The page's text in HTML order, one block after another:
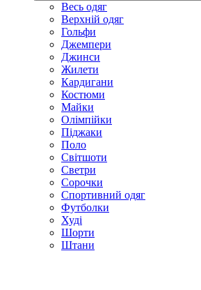
Весь одяг
Верхній одяг
Гольфи
Джемпери
Джинси
Жилети
Кардигани
Костюми
Майки
Олімпійки
Піджаки
Поло
Світшоти
Светри
Сорочки
Спортивний одяг
Футболки
Худі
Шорти
Штани